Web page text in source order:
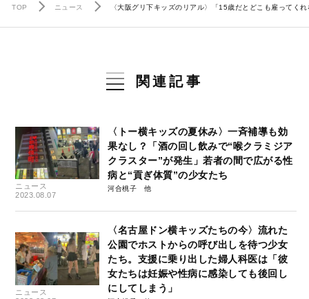
TOP ニュース 〈大阪グリ下キッズのリアル〉「15歳だとどこも雇ってく
関連記事
ニュース
2023.08.07
〈トー横キッズの夏休み〉一斉補導も効
果なし？「酒の回し飲みで“喉クラミジア
クラスター”が発生」若者の間で広がる性
病と“貢ぎ体質”の少女たち
河合桃子
ニュース
〈名古屋ドン横キッズたちの今〉流れた
公園でホストからの呼び出しを待つ少女
たち。支援に乗り出した婦人科医は「彼
女たちは妊娠や性病に感染しても後回し
にしてしまう」